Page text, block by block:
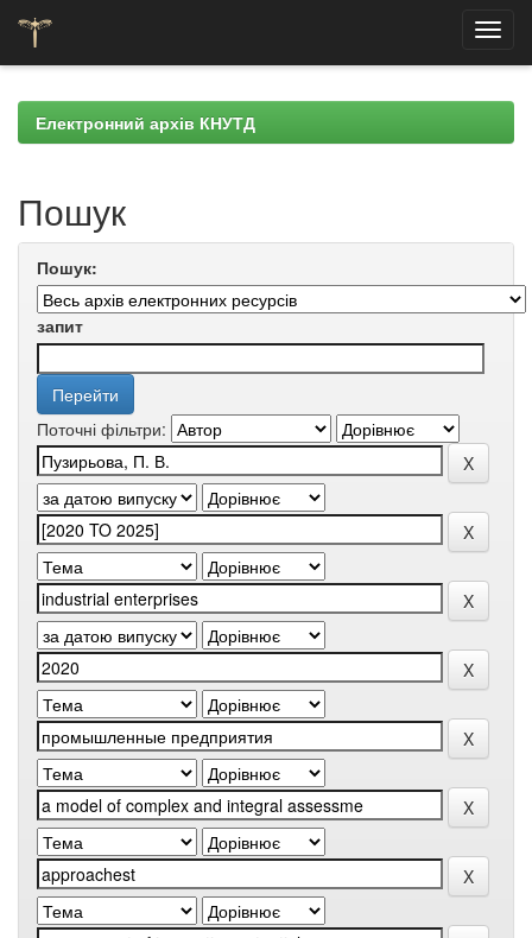
navigationЕлектронний архів КНУТД
Пошук
Пошук:
запит
Поточні фільтри: